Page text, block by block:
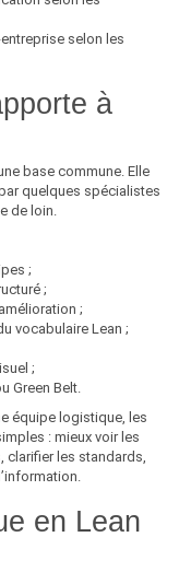
selon les
à
base commune. Elle
quelques spécialistes
de loin.
;
;
;
vocabulaire Lean ;
;
Green Belt.
équipe logistique, les
: mieux voir les
clarifier les standards,
en Lean